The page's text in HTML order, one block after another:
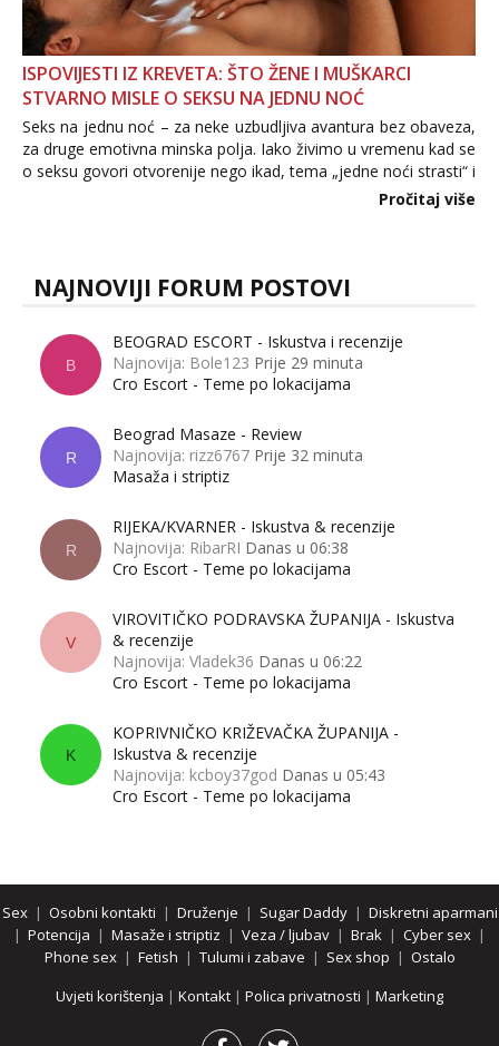
ISPOVIJESTI IZ KREVETA: ŠTO ŽENE I MUŠKARCI
STVARNO MISLE O SEKSU NA JEDNU NOĆ
Seks na jednu noć – za neke uzbudljiva avantura bez obaveza,
za druge emotivna minska polja. Iako živimo u vremenu kad se
o seksu govori otvorenije nego ikad, tema „jedne noći strasti“ i
dalje izaziva burne rasprave. Što zapravo misle žene, a što
Pročitaj više
NAJNOVIJI FORUM POSTOVI
B
BEOGRAD ESCORT - Iskustva i recenzije
Najnovija: Bole123 Prije 29 minuta
Cro Escort - Teme po lokacijama
R
Beograd Masaze - Review
Najnovija: rizz6767 Prije 32 minuta
Masaža i striptiz
R
RIJEKA/KVARNER - Iskustva & recenzije
Najnovija: RibarRI Danas u 06:38
Cro Escort - Teme po lokacijama
V
VIROVITIČKO PODRAVSKA ŽUPANIJA - Iskustva
& recenzije
Najnovija: Vladek36 Danas u 06:22
Cro Escort - Teme po lokacijama
K
KOPRIVNIČKO KRIŽEVAČKA ŽUPANIJA -
Iskustva & recenzije
Najnovija: kcboy37god Danas u 05:43
Cro Escort - Teme po lokacijama
Sex| Osobni kontakti | Druženje | Sugar Daddy| Diskretni aparmani
| Potencija | Masaže i striptiz | Veza / ljubav | Brak | Cyber sex |
Phone sex| Fetish | Tulumi i zabave | Sex shop | Ostalo
Uvjeti korištenja | Kontakt | Polica privatnosti | Marketing